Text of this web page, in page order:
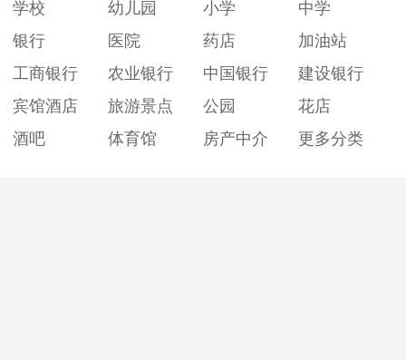
学校
幼儿园 小学
中学
银行
医院 药店
加油站
工商银行
农业银行 中国银行
建设银行
宾馆酒店
旅游景点 公园
花店
酒吧
体育馆 房产中介 更多分类